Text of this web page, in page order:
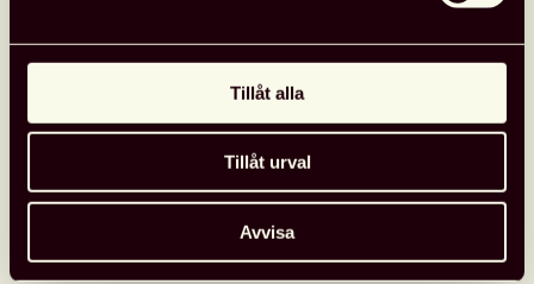
Tillåt alla
Tillåt urval
Avvisa